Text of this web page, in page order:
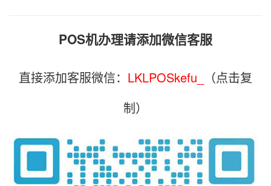
POS机办理请添加微信客服
直接添加客服微信： LKLPOSkefu_
（点击复
制）